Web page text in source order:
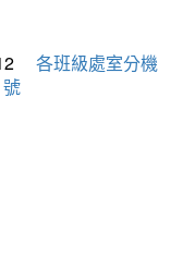
各班級處室分機